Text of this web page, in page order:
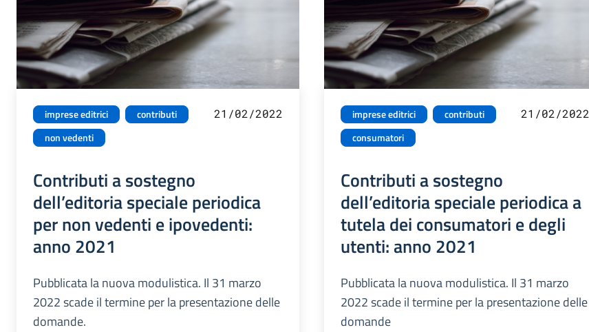
imprese editrici
contributi
non vedenti
21/02/2022
Contributi a sostegno
dell’editoria speciale periodica
per non vedenti e ipovedenti:
anno 2021
Pubblicata la nuova modulistica. Il 31 marzo
2022 scade il termine per la presentazione delle
domande.
imprese editrici
contributi
consumatori
21/02/2022
Contributi a sostegno
dell’editoria speciale periodica a
tutela dei consumatori e degli
utenti: anno 2021
Pubblicata la nuova modulistica. Il 31 marzo
2022 scade il termine per la presentazione delle
domande